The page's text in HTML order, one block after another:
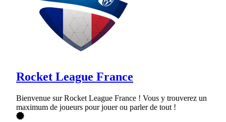
Rocket League France
Bienvenue sur Rocket League France ! Vous y trouverez un
maximum de joueurs pour jouer ou parler de tout !